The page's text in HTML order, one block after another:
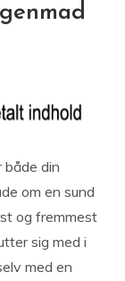
din
om en sund
og fremmest
sig med i
med en